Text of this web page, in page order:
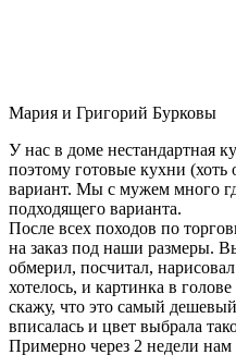
Мария и Григорий Бурковы
У нас в доме нестандартная
поэтому готовые кухни
вариант. Мы с мужем много
подходящего варианта.
После всех походов по
на заказ под наши размеры.
обмерил, посчитал,
хотелось, и картинка в
скажу, что это самый
вписалась и цвет выбрала
Примерно через 2 недели